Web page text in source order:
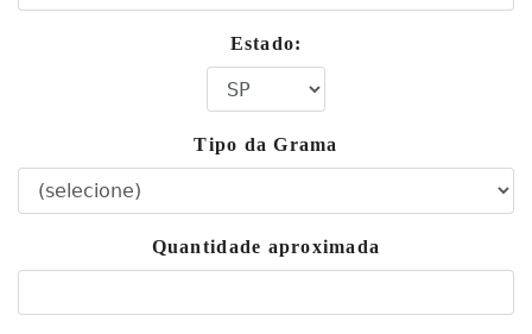
Estado:
Tipo da Grama
Quantidade aproximada